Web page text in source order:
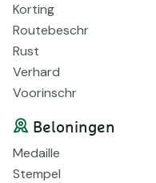
Korting
Routebeschr
Rust
Verhard
Voorinschr
Beloningen
Medaille
Stempel